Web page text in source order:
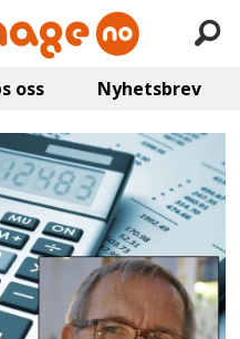
oss Nyhetsbrev